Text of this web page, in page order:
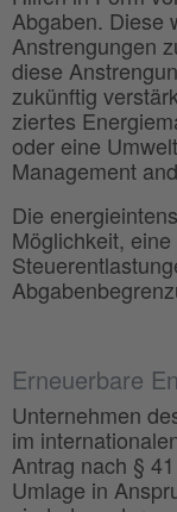
Abgaben. Diese
Anstrengungen
diese
zukünftig
ziertes
oder eine
Management
Die
Möglichkeit,
Erneuerbare
Unternehmen
im
Antrag nach §
Umlage in